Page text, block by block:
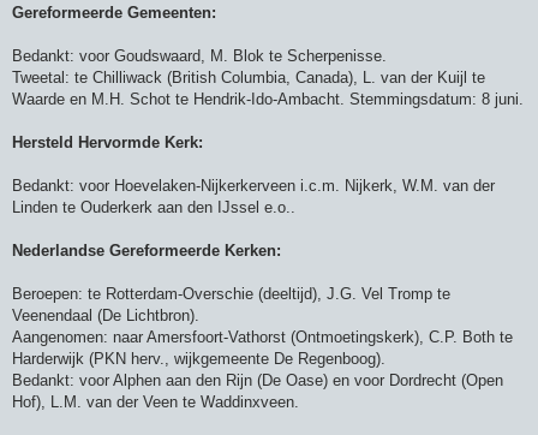
Gereformeerde Gemeenten:
Bedankt: voor Goudswaard, M. Blok te Scherpenisse.
Tweetal: te Chilliwack (British Columbia, Canada), L. van der Kuijl te
Waarde en M.H. Schot te Hendrik-Ido-Ambacht. Stemmingsdatum: 8 juni.
Hersteld Hervormde Kerk:
Bedankt: voor Hoevelaken-Nijkerkerveen i.c.m. Nijkerk, W.M. van der
Linden te Ouderkerk aan den IJssel e.o..
Nederlandse Gereformeerde Kerken:
Beroepen: te Rotterdam-Overschie (deeltijd), J.G. Vel Tromp te
Veenendaal (De Lichtbron).
Aangenomen: naar Amersfoort-Vathorst (Ontmoetingskerk), C.P. Both te
Harderwijk (PKN herv., wijkgemeente De Regenboog).
Bedankt: voor Alphen aan den Rijn (De Oase) en voor Dordrecht (Open
Hof), L.M. van der Veen te Waddinxveen.